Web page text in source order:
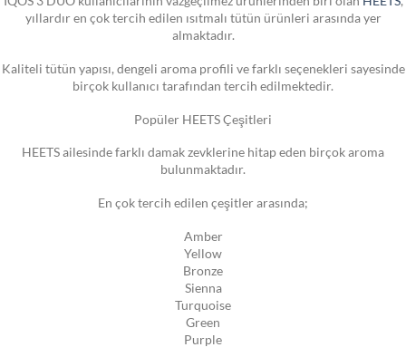
yıllardır en çok tercih edilen ısıtmalı tütün ürünleri arasında yer
almaktadır.
Kaliteli tütün yapısı, dengeli aroma profili ve farklı seçenekleri sayesinde
birçok kullanıcı tarafından tercih edilmektedir.
Popüler HEETS Çeşitleri
HEETS ailesinde farklı damak zevklerine hitap eden birçok aroma
bulunmaktadır.
En çok tercih edilen çeşitler arasında;
Amber
Yellow
Bronze
Sienna
Turquoise
Green
Purple